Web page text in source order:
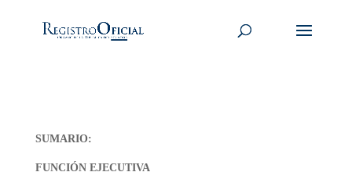
SUMARIO:
FUNCIÓN EJECUTIVA